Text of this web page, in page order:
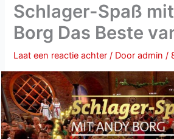
Schlager-Spaß
Borg Das Beste
Laat een reactie achter / Dooradmin/